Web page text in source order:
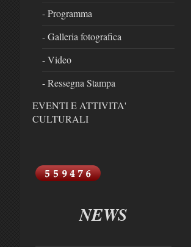
- Programma
- Galleria fotografica
- Video
- Ressegna Stampa
EVENTI E ATTIVITA'
CULTURALI
NEWS